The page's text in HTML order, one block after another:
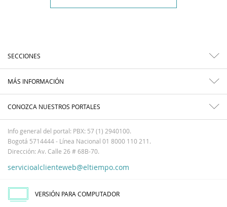
SECCIONES
MÁS INFORMACIÓN
CONOZCA NUESTROS PORTALES
Info general del portal: PBX: 57 (1) 2940100.
Bogotá 5714444 - Línea Nacional 01 8000 110 211.
Dirección: Av. Calle 26 # 68B-70.
servicioalclienteweb@eltiempo.com
VERSIÓN PARA COMPUTADOR